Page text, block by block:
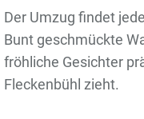
Der Umzug findet
Bunt geschmückte
fröhliche Gesichter
Fleckenbühl zieht.